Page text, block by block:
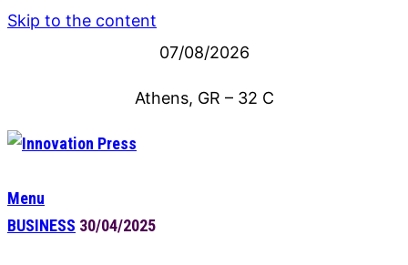
Skip to the content
07/08/2026
Athens, GR – 32 C
Menu
BUSINESS 30/04/2025